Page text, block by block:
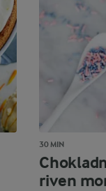
30 MIN
riven